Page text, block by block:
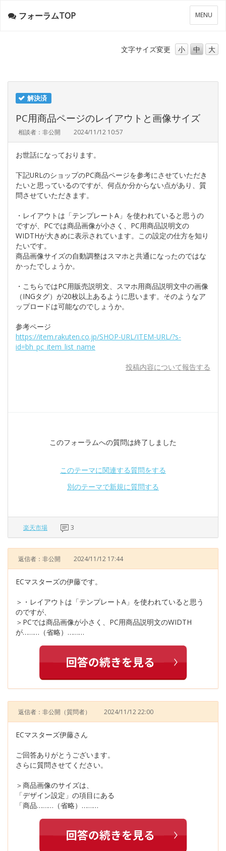
メ
ニ
ー
MENU
フォーラムTOP
文字サイズ変更 小 中 大
解決済
PC用商品ページのレイアウトと画像サイズ
相談者：非公開 2024/11/12 10:57
お世話になっております。
下記URLのショップのPC商品ページを参考にさせていただき
たいと思っているのですが、何点か分からない点があり、質
問させていただきます。
・レイアウトは「テンプレートA」を使われていると思うの
ですが、PCでは商品画像が小さく、PC用商品説明文の
WIDTHが大きめに表示されています。この設定の仕方を知り
たいです。
商品画像サイズの自動調整はスマホと共通になったのではな
かったでしょうか。
・こちらではPC用販売説明文、スマホ用商品説明文中の画像
（INGタグ）が20枚以上あるように思います。そのようなア
ップロードは可能なのでしょうか。
参考ページ
https://item.rakuten.co.jp/SHOP-URL/ITEM-URL/?s-
id=bh_pc_item_list_name
投稿内容について報告する
このフォーラムへの質問は終了しました
このテーマに関連する質問をする
別のテーマで新規に質問する
楽天市場 3
返信者：非公開 2024/11/12 17:44
ECマスターズの伊藤です。
＞・レイアウトは「テンプレートA」を使われていると思う
のですが、
＞PCでは商品画像が小さく、PC用商品説明文のWIDTH
が………（省略）………
返信者：非公開 （質問者） 2024/11/12 22:00
ECマスターズ伊藤さん
ご回答ありがとうございます。
さらに質問させてください。
＞商品画像のサイズは、
「デザイン設定」の項目にある
「商品………（省略）………